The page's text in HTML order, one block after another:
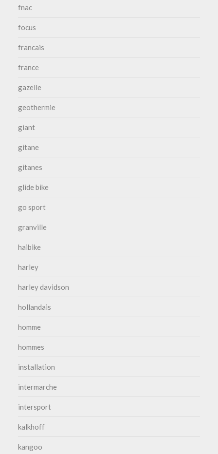
fnac
focus
francais
france
gazelle
geothermie
giant
gitane
gitanes
glide bike
go sport
granville
haibike
harley
harley davidson
hollandais
homme
hommes
installation
intermarche
intersport
kalkhoff
kangoo